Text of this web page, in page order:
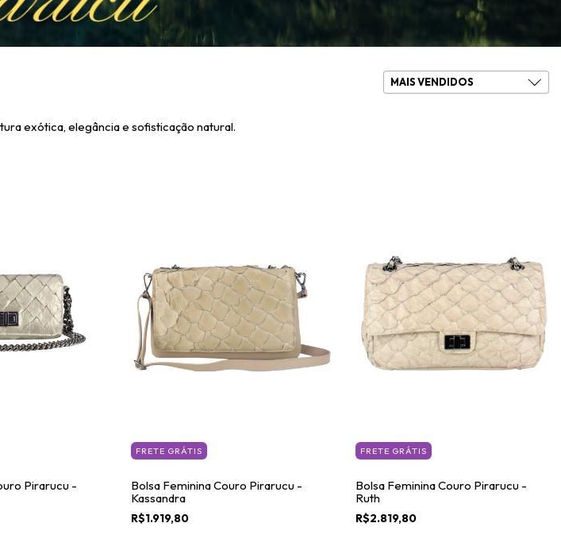
exótica, elegância e sofisticação natural.
Pirarucu -
FRETE GRÁTIS
Bolsa Feminina Couro Pirarucu -
Kassandra
R$1.919,80
FRETE GRÁTIS
Bolsa Feminina Couro Pirarucu -
Ruth
R$2.819,80